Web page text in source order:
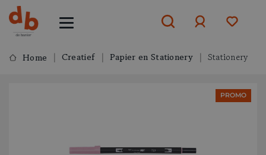
Home Creatief Papier en Stationery Stationery
PROMO